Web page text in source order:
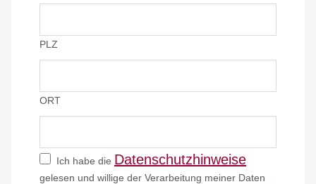
PLZ
ORT
Ich habe die Datenschutzhinweise
gelesen und willige der Verarbeitung meiner Daten